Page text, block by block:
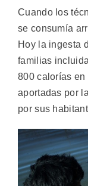
Cuando los
se consumía
Hoy la ingesta
familias
800 calorías
aportadas por
por sus